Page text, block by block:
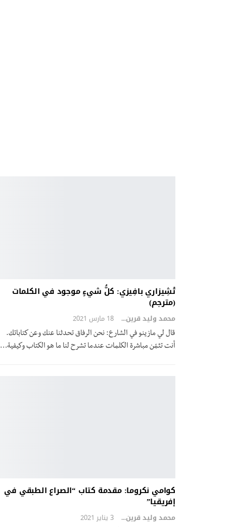
تْشِيزاري بافِيزي: كلُّ شيءٍ موجود في الكلمات
(مترجم)
محمد وليد قرين 18 مارس 2021
قال لي مازينو في الشارع: نحن الرفاق تحدثنا عنك وعن كتاباتك.
أنت تثمّن مباشرة الكلمات عندما تشرح لنا ما هو الكتاب وكيفية…
كوامي نكروما: مقدمة كتاب “الصراع الطبقي في
إفريقيا”
محمد وليد قرين 3 يناير 2021